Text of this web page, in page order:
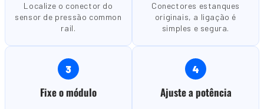
Localize o conector do
sensor de pressão common
rail.
Conectores estanques
originais, a ligação é
simples e segura.
3
Fixe o módulo
4
Ajuste a potência